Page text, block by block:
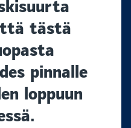
tästä
pinnalle
loppuun